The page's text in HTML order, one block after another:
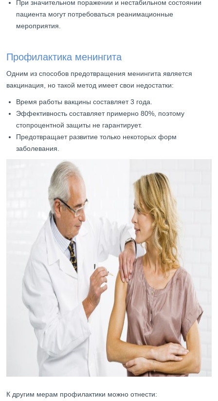
При значительном поражении и нестабильном состоянии
пациента могут потребоваться реанимационные
мероприятия.
Профилактика менингита
Одним из способов предотвращения менингита является
вакцинация, но такой метод имеет свои недостатки:
Время работы вакцины составляет 3 года.
Эффективность составляет примерно 80%, поэтому
стопроцентной защиты не гарантирует.
Предотвращает развитие только некоторых форм
заболевания.
К другим мерам профилактики можно отнести: